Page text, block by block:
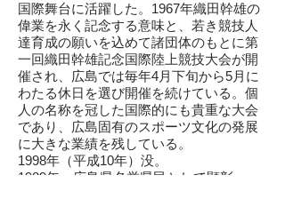
国際舞台に活躍した。1967年織田幹雄の
偉業を永く記念する意味と、若き競技人
達育成の願いを込めて諸団体のもとに第
一回織田幹雄記念国際陸上競技大会が開
催され、広島では毎年4月下旬から5月に
わたる休日を選び開催を続けている。個
人の名称を冠した国際的にも貴重な大会
であり、広島固有のスポーツ文化の発展
に大きな業績を残している。
1998年（平成10年）没。
1989年 広島県名誉県民として顕彰。